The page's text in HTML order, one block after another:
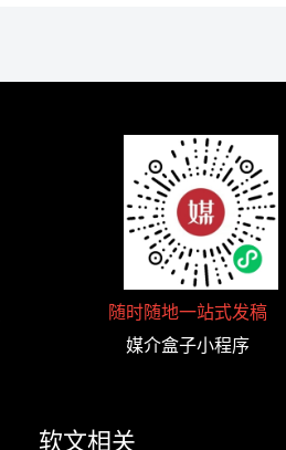
随时随地一站式发稿
媒介盒子小程序
软文相关